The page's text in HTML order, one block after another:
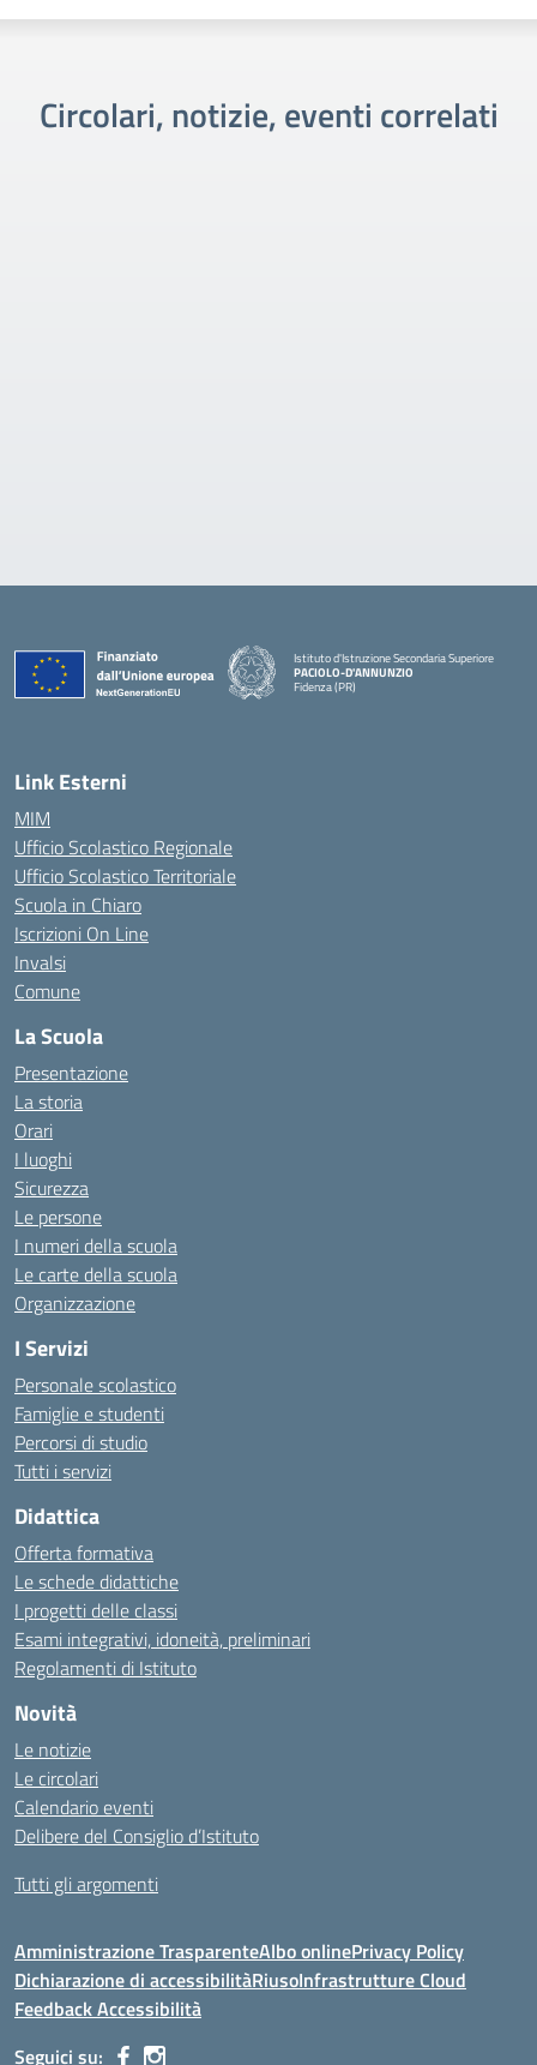
Circolari, notizie, eventi correlati
Istituto d'Istruzione Secondaria Superiore
PACIOLO-D'ANNUNZIO
Fidenza (PR)
Link Esterni
MIM
Ufficio Scolastico Regionale
Ufficio Scolastico Territoriale
Scuola in Chiaro
Iscrizioni On Line
Invalsi
Comune
La Scuola
Presentazione
La storia
Orari
I luoghi
Sicurezza
Le persone
I numeri della scuola
Le carte della scuola
Organizzazione
I Servizi
Personale scolastico
Famiglie e studenti
Percorsi di studio
Tutti i servizi
Didattica
Offerta formativa
Le schede didattiche
I progetti delle classi
Esami integrativi, idoneità, preliminari
Regolamenti di Istituto
Novità
Le notizie
Le circolari
Calendario eventi
Delibere del Consiglio d’Istituto
Tutti gli argomenti
Amministrazione TrasparenteAlbo onlinePrivacy Policy
Dichiarazione di accessibilitàRiusoInfrastrutture Cloud
Feedback Accessibilità
Seguici su: